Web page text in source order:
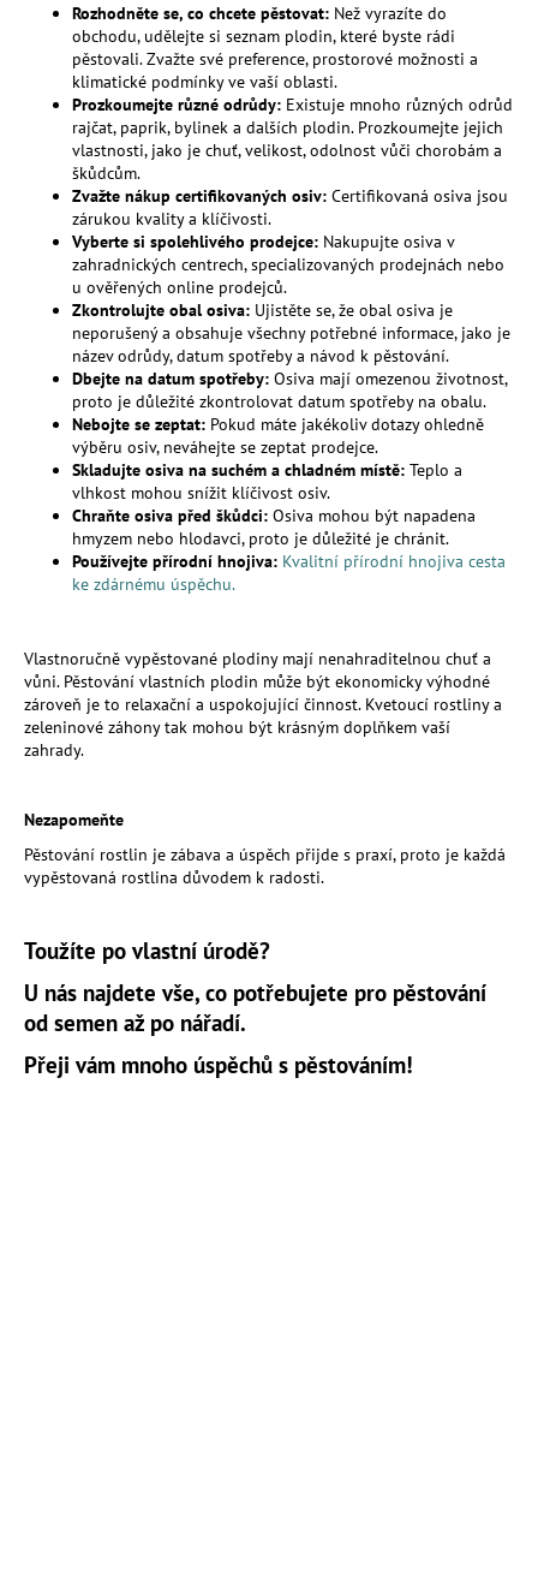
Rozhodněte se, co chcete pěstovat: Než vyrazíte do
obchodu, udělejte si seznam plodin, které byste rádi
pěstovali. Zvažte své preference, prostorové možnosti a
klimatické podmínky ve vaší oblasti.
Prozkoumejte různé odrůdy: Existuje mnoho různých odrůd
rajčat, paprik, bylinek a dalších plodin. Prozkoumejte jejich
vlastnosti, jako je chuť, velikost, odolnost vůči chorobám a
škůdcům.
Zvažte nákup certifikovaných osiv: Certifikovaná osiva jsou
zárukou kvality a klíčivosti.
Vyberte si spolehlivého prodejce: Nakupujte osiva v
zahradnických centrech, specializovaných prodejnách nebo
u ověřených online prodejců.
Zkontrolujte obal osiva: Ujistěte se, že obal osiva je
neporušený a obsahuje všechny potřebné informace, jako je
název odrůdy, datum spotřeby a návod k pěstování.
Dbejte na datum spotřeby: Osiva mají omezenou životnost,
proto je důležité zkontrolovat datum spotřeby na obalu.
Nebojte se zeptat: Pokud máte jakékoliv dotazy ohledně
výběru osiv, neváhejte se zeptat prodejce.
Skladujte osiva na suchém a chladném místě: Teplo a
vlhkost mohou snížit klíčivost osiv.
Chraňte osiva před škůdci: Osiva mohou být napadena
hmyzem nebo hlodavci, proto je důležité je chránit.
Používejte přírodní hnojiva: Kvalitní přírodní hnojiva cesta
ke zdárnému úspěchu.
Vlastnoručně vypěstované plodiny mají nenahraditelnou chuť a
vůni. Pěstování vlastních plodin může být ekonomicky výhodné
zároveň je to relaxační a uspokojující činnost. Kvetoucí rostliny a
zeleninové záhony tak mohou být krásným doplňkem vaší
zahrady.
Nezapomeňte
Pěstování rostlin je zábava a úspěch přijde s praxí, proto je každá
vypěstovaná rostlina důvodem k radosti.
Toužíte po vlastní úrodě?
U nás najdete vše, co potřebujete pro pěstování
od semen až po nářadí.
Přeji vám mnoho úspěchů s pěstováním!